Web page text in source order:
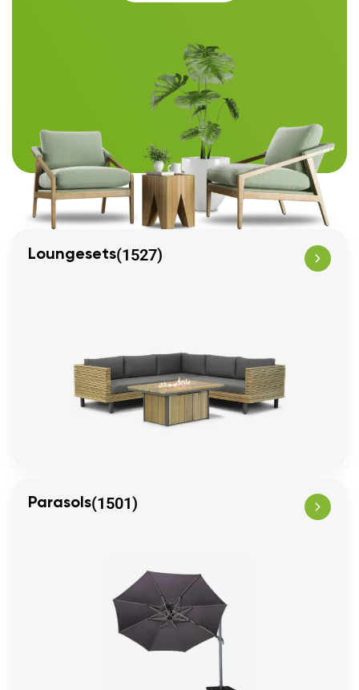
Loungesets(1527)
Parasols(1501)